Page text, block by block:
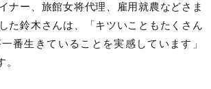
ナー、旅館女将代理、雇用就農などさま
た鈴木さんは、「キツいこともたくさん
番生きていることを実感しています」